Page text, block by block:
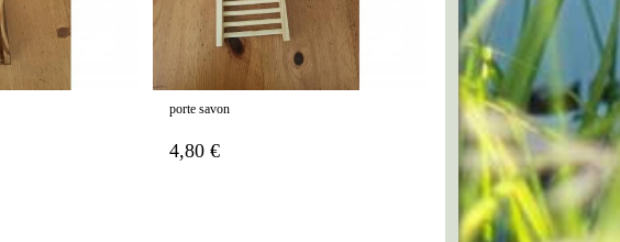
porte savon
4,80 €